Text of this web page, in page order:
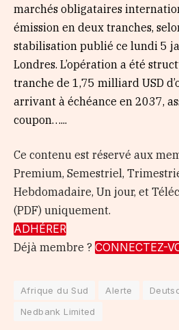
marchés obligataires
émission en deux tranches,
stabilisation publié ce lundi 5
Londres. L’opération a été
tranche de 1,75 milliard USD
arrivant à échéance en 2037,
coupon…...
Ce contenu est réservé aux
Premium, Semestriel,
Hebdomadaire, Un jour, et
(PDF) uniquement.
ADHÉRER
Déjà membre ? CONNECTEZ-
Afrique du Sud Alerte
Nedbank Limited